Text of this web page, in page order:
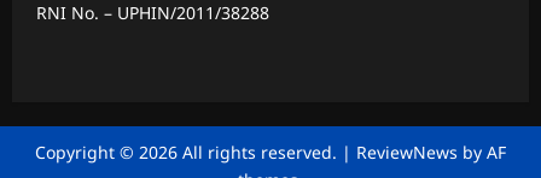
RNI No. – UPHIN/2011/38288
Copyright © 2026 All rights reserved. | ReviewNews by AF